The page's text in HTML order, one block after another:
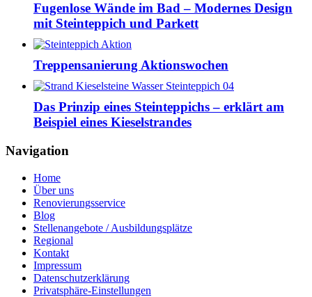
Fugenlose Wände im Bad – Modernes Design
mit Steinteppich und Parkett
Treppensanierung Aktionswochen
Das Prinzip eines Steinteppichs – erklärt am
Beispiel eines Kieselstrandes
Navigation
Home
Über uns
Renovierungsservice
Blog
Stellenangebote / Ausbildungsplätze
Regional
Kontakt
Impressum
Datenschutzerklärung
Privatsphäre-Einstellungen